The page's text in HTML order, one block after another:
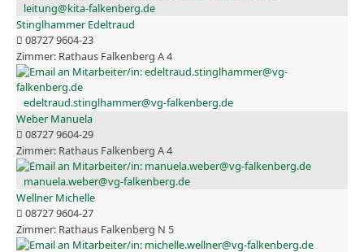
leitung@kita-falkenberg.de
Stinglhammer Edeltraud
08727 9604-23
Rathaus Falkenberg A 4
edeltraud.stinglhammer@vg-falkenberg.de
Weber Manuela
08727 9604-29
Rathaus Falkenberg A 4
manuela.weber@vg-falkenberg.de
Wellner Michelle
08727 9604-27
Rathaus Falkenberg N 5